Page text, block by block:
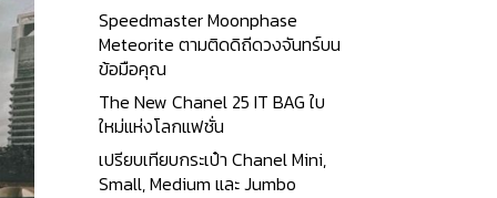
Speedmaster Moonphase
Meteorite ตามติดดิถีดวงจันทร์บน
ข้อมือคุณ
The New Chanel 25 IT BAG ใบ
ใหม่แห่งโลกแฟชั่น
เปรียบเทียบกระเป๋า Chanel Mini,
Small, Medium และ Jumbo